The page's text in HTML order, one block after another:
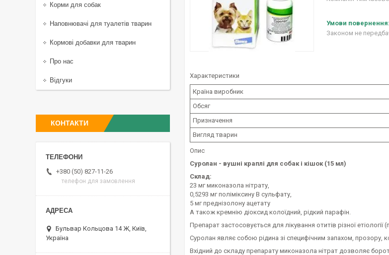
Законом не
Характеристики
Країна виробник
Обсяг
Призначення
Вигляд тварин
Опис
Суролан - вушні краплі для собак і кішок (15 мл)
Склад:
23 мг миконазола нітрату,
0,5293 мг поліміксину В сульфату,
5 мг преднізолону ацетату
А також кремнію діоксид колоїдний, рідкий парафін.
Препарат застосовується для лікування отитів різної етіології
Суролан являє собою рідина зі специфічним запахом, прозору,
Вхідний до складу препарату миконазола нітрат дозволяє
Корми для собак
Наповнювачі для туалетів тварин
Кормові добавки для тварин
Про нас
Відгуки
КОНТАКТИ
+380 (50) 827-11-26
телефон для замовлення
Бульвар Кольцова 14 Ж, Київ,
Україна